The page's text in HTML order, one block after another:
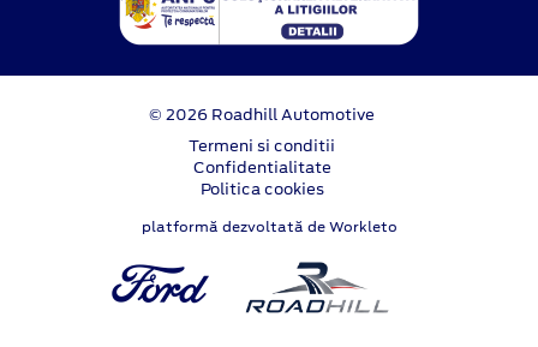
© 2026 Roadhill Automotive
Termeni si conditii
Confidentialitate
Politica cookies
platformă dezvoltată de Workleto